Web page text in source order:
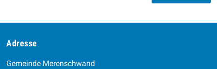
Footer
Adresse
Gemeinde Merenschwand